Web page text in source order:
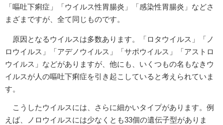
「嘔吐下痢症」「ウイルス性胃腸炎」「感染性胃腸炎」などさ
まざまですが、全て同じものです。
原因となるウイルスは多数あります。「ロタウイルス」「ノ
ロウイルス」「アデノウイルス」「サポウイルス」「アストロ
ウイルス」などがありますが、他にも、いくつもの名もなきウ
イルスが人の嘔吐下痢症を引き起こしていると考えられていま
す。
こうしたウイルスには、さらに細かいタイプがあります。例
えば、ノロウイルスには少なくとも33個の遺伝子型がありま